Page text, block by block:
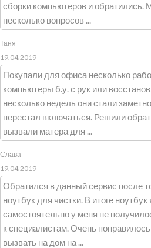
сборки компьютеров и обратились.
несколько вопросов ...
Таня
19.04.2019
Покупали для офиса несколько
компьютеры б.у. с рук или
несколько недель они стали
перестал включаться. Решили
вызвали матера для ...
Слава
19.04.2019
Обратился в данный сервис после
ноутбук для чистки. В итоге
самостоятельно у меня не
к специалистам. Очень
вызвать на дом на ...